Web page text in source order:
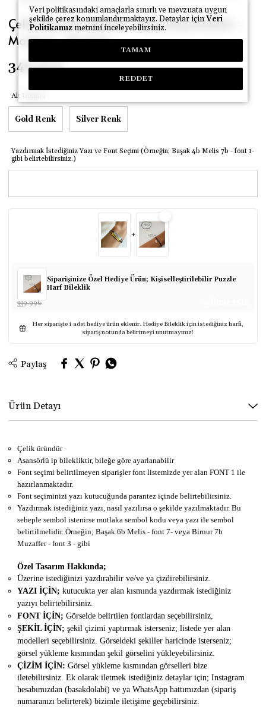
Çelik Plaka İp Bileklik - Kişiselleştirilebilir -
Model 3 - Siyah İp
349.49₺
Alt Ürünler
Gold Renk Silver Renk
Yazdırmak İstediğiniz Yazı ve Font Seçimi (Örneğin; Başak 4b Melis 7b - font 1-
gibi belirtebilirsiniz.)
+
Siparişinize Özel Hediye Ürün; Kişiselleştirilebilir Puzzle
Harf Bileklik
339.99₺
Her siparişte 1 adet hediye ürün eklenir. Hediye Bileklik için istediğiniz harfi,
sipariş notunda belirtmeyi unutmayınız!
Paylaş
Ürün Detayı
Çelik üründür
Asansörlü ip bilekliktir, bileğe göre ayarlanabilir
Font seçimi belirtilmeyen siparişler font listemizde yer alan FONT 1 ile
hazırlanmaktadır.
Font seçiminizi yazı kutucuğunda parantez içinde belirtebilirsiniz.
Yazdırmak istediğiniz yazı, nasıl yazılırsa o şekilde yazılmaktadır. Bu
sebeple sembol istenirse mutlaka sembol kodu veya yazı ile sembol
belirtilmelidir. Örneğin; Başak 6b Melis - font 7- veya Birnur 7b
Muzaffer - font 3 - gibi
Özel Tasarım Hakkında;
Üzerine istediğinizi yazdırabilir ve/ve ya çizdirebilirsiniz.
YAZI İÇİN; kutucukta yer alan kısmında yazdırmak istediğiniz
yazıyı belirtebilirsiniz.
FONT İÇİN; Görselde belirtilen fontlardan seçebilirsiniz,
ŞEKİL İÇİN; şekil çizimi yaptırmak isterseniz; listede yer alan
modelleri seçebilirsiniz. Görseldeki şekiller haricinde isterseniz;
görsel yükleme kısmından şekil görselini yükleyebilirsiniz.
ÇİZİM İÇİN: Görsel yükleme kısmından görselleri bize
iletebilirsiniz. Ek olarak iletmek istediğiniz detaylar için; Instagram
hesabımızdan (basakdolabi) ve ya WhatsApp hattımızdan (sipariş
numaranızı belirterek) bizimle iletişime geçebilirsiniz.
Veri politikasındaki amaçlarla sınırlı ve mevzuata uygun
şekilde çerez konumlandırmaktayız. Detaylar içinVeri
Politikamızmetnini inceleyebilirsiniz.
TAMAM
REDDET